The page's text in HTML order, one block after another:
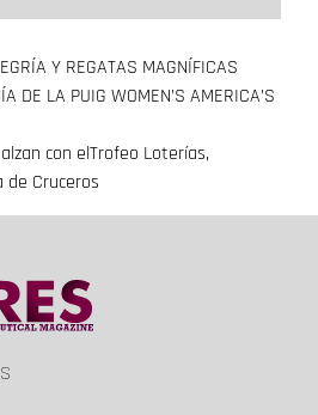
Y REGATAS MAGNÍFICAS
DE LA PUIG WOMEN’S AMERICA’S
con elTrofeo Loterías,
de Cruceros